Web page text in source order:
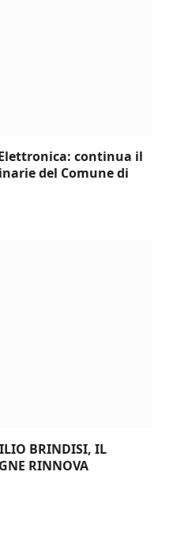
continua il
del Comune di
BRINDISI, IL
RINNOVA